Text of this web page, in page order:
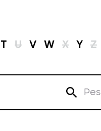
T U V W X Y Z